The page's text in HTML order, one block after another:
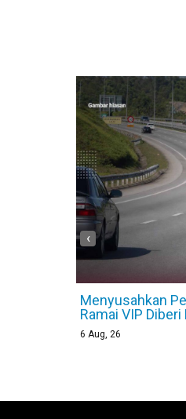
Menyusahkan
Ramai VIP
6 Aug, 26
‹